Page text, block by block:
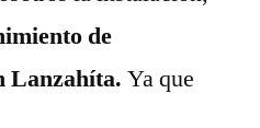
de
Lanzahíta. Ya que